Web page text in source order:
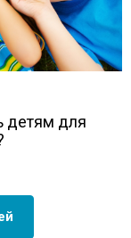
детям для